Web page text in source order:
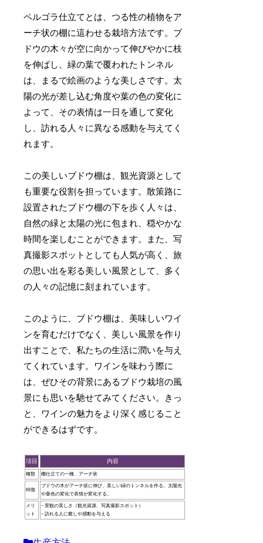
ペルゴラ仕立てとは、つる性の植物をア
ーチ状の棚に這わせる栽培方法です。ブ
ドウの木々が空に向かって伸びやかに枝
を伸ばし、緑の葉で覆われたトンネル
は、まるで絵画のような美しさです。太
陽の光が差し込む角度や葉の色の変化に
よって、その表情は一日を通して変化
し、訪れる人々に異なる感動を与えてく
れます。
この美しいブドウ棚は、観光資源として
も重要な役割を担っています。散策路に
設置されたブドウ棚の下を歩く人々は、
自然の緑と太陽の光に包まれ、穏やかな
時間を楽しむことができます。また、写
真撮影スポットとしても人気が高く、旅
の思い出を彩る美しい風景として、多く
の人々の記憶に刻まれています。
このように、ブドウ棚は、美味しいワイ
ンを育むだけでなく、美しい風景を作り
出すことで、私たちの生活に潤いを与え
てくれています。ワインを味わう際に
は、ぜひその背景にあるブドウ栽培の風
景にも思いを馳せてみてください。きっ
と、ワインの魅力をより深く感じること
ができるはずです。
項目 内容
種類 棚仕立ての一種、アーチ状
特徴
ブドウの木がアーチ状に伸び、美しい緑のトンネルを作る。太陽光
や葉色の変化で表情が変化する。
メリ
ット
– 景観の美しさ（観光資源、写真撮影スポット）
– 訪れる人に癒しや感動を与える